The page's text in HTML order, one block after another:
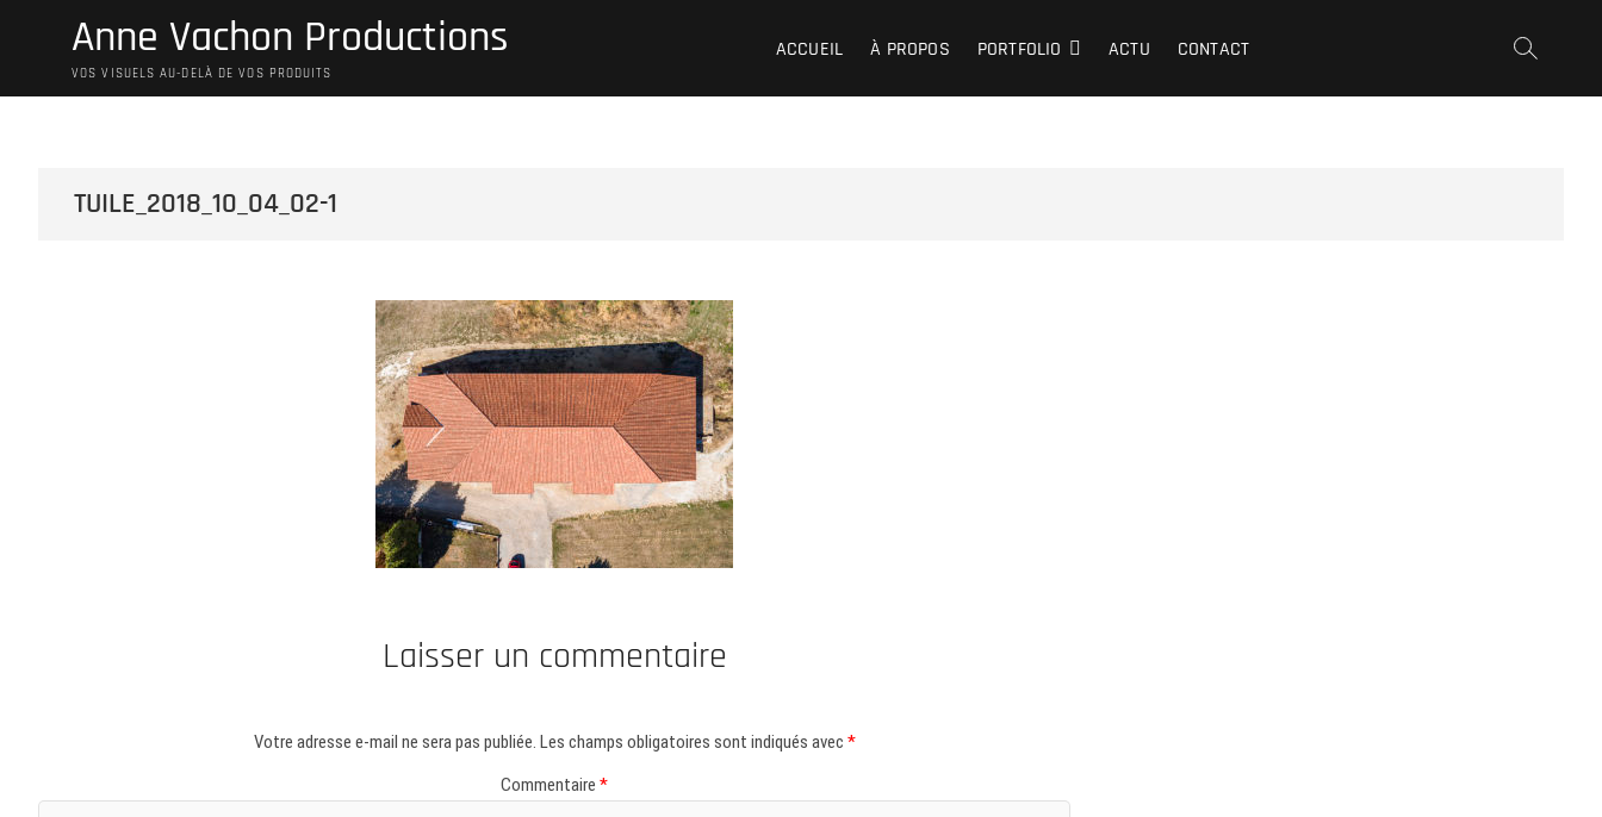
Anne Vachon Productions
VOS VISUELS AU-DELÀ DE VOS PRODUITS
ACCUEIL À PROPOS PORTFOLIO ACTU CONTACT
TUILE_2018_10_04_02-1
Laisser un commentaire
Votre adresse e-mail ne sera pas publiée. Les champs obligatoires sont indiqués avec *
Commentaire *